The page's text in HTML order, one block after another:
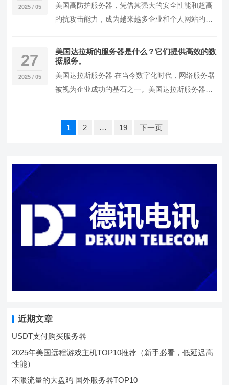
2025 / 05
美国高防护服务器，凭借其强大的安全性能和超高
的抗攻击能力，成为越来越多企业和个人网站的首
击、黑客…
27
2025 / 05
美国达拉斯的服务器是什么？它们提供高效的数
据服务。
美国达拉斯服务器 在当今数字化时代，网络服务器
被视为企业成功的基石之一。美国达拉斯服务器以
1 2 … 19 下一页
近期文章
USDT支付购买服务器
2025年美国远程游戏主机TOP10推荐（新手必看，低延迟高
性能）
不限流量的大盘鸡 国外服务器TOP10